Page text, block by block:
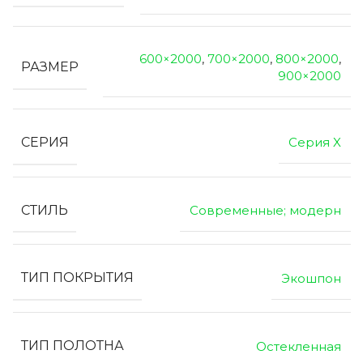
РАЗМЕР
600×2000, 700×2000, 800×2000,
900×2000
СЕРИЯ Серия X
СТИЛЬ Современные; модерн
ТИП ПОКРЫТИЯ Экошпон
ТИП ПОЛОТНА Остекленная